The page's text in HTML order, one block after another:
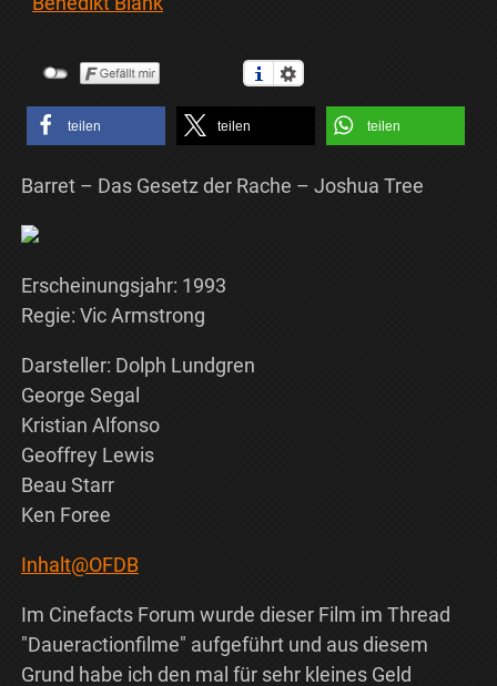
teilen teilen teilen
Barret – Das Gesetz der Rache – Joshua Tree
Erscheinungsjahr: 1993
Regie: Vic Armstrong
Darsteller: Dolph Lundgren
George Segal
Kristian Alfonso
Geoffrey Lewis
Beau Starr
Ken Foree
Inhalt@OFDB
Im Cinefacts Forum wurde dieser Film im Thread
"Daueractionfilme" aufgeführt und aus diesem
Grund habe ich den mal für sehr kleines Geld